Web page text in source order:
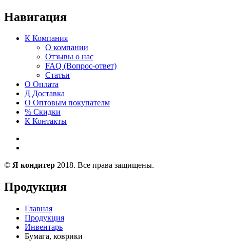
Навигация
К Компания
О компании
Отзывы о нас
FAQ (Вопрос-ответ)
Статьи
О Оплата
Д Доставка
О Оптовым покупателм
% Скидки
К Контакты
© Я кондитер 2018. Все права защищены.
Продукция
Главная
Продукция
Инвентарь
Бумага, коврики